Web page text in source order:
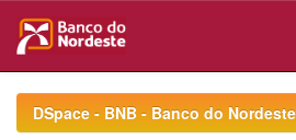
navigationDSpace - BNB - Banco do